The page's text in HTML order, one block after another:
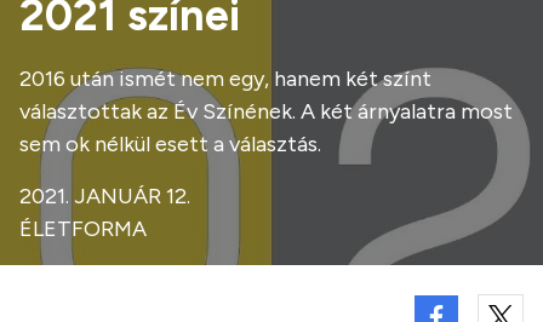
2021 színei
2016 után ismét nem egy, hanem két színt
választottak az Év Színének. A két árnyalatra most
sem ok nélkül esett a választás.
2021. JANUÁR 12.
ÉLETFORMA